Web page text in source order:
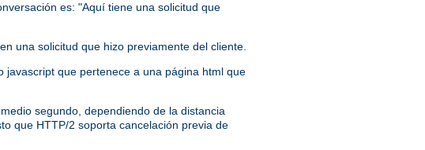
es: "Aquí tiene una solicitud que
una solicitud que hizo previamente del cliente.
javascript que pertenece a una página html que
segundo, dependiendo de la distancia
que HTTP/2 soporta cancelación previa de